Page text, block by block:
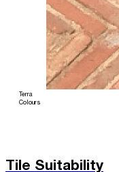
Terra
Colours
Tile Suitability